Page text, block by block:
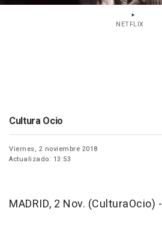
NETFLIX
Cultura Ocio
Viernes, 2 noviembre 2018
Actualizado: 13:53
MADRID, 2 Nov. (CulturaOcio) -